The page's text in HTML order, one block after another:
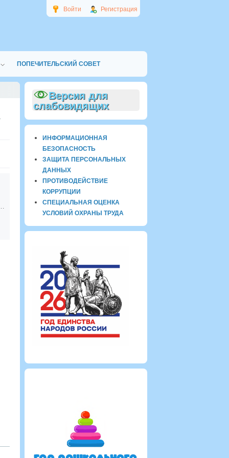
Войти Регистрация
ПОПЕЧИТЕЛЬСКИЙ СОВЕТ
профсоюза
Версия для
слабовидящих
ИНФОРМАЦИОННАЯ
БЕЗОПАСНОСТЬ
ЗАЩИТА ПЕРСОНАЛЬНЫХ
ДАННЫХ
ПРОТИВОДЕЙСТВИЕ
КОРРУПЦИИ
СПЕЦИАЛЬНАЯ ОЦЕНКА
УСЛОВИЙ ОХРАНЫ ТРУДА